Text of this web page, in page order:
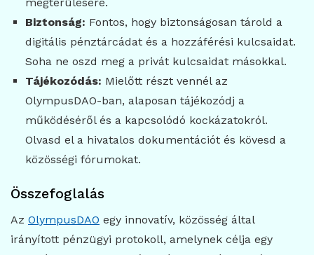
Biztonság: Fontos, hogy biztonságosan tárold a
digitális pénztárcádat és a hozzáférési kulcsaidat.
Soha ne oszd meg a privát kulcsaidat másokkal.
Tájékozódás: Mielőtt részt vennél az
OlympusDAO-ban, alaposan tájékozódj a
működéséről és a kapcsolódó kockázatokról.
Olvasd el a hivatalos dokumentációt és kövesd a
közösségi fórumokat.
Összefoglalás
Az OlympusDAO egy innovatív, közösség által
irányított pénzügyi protokoll, amelynek célja egy